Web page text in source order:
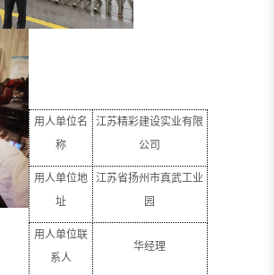
用人单位名
称
江苏精彩建设实业有限
公司
用人单位地
址
江苏省扬州市真武工业
园
用人单位联
系人
华经理